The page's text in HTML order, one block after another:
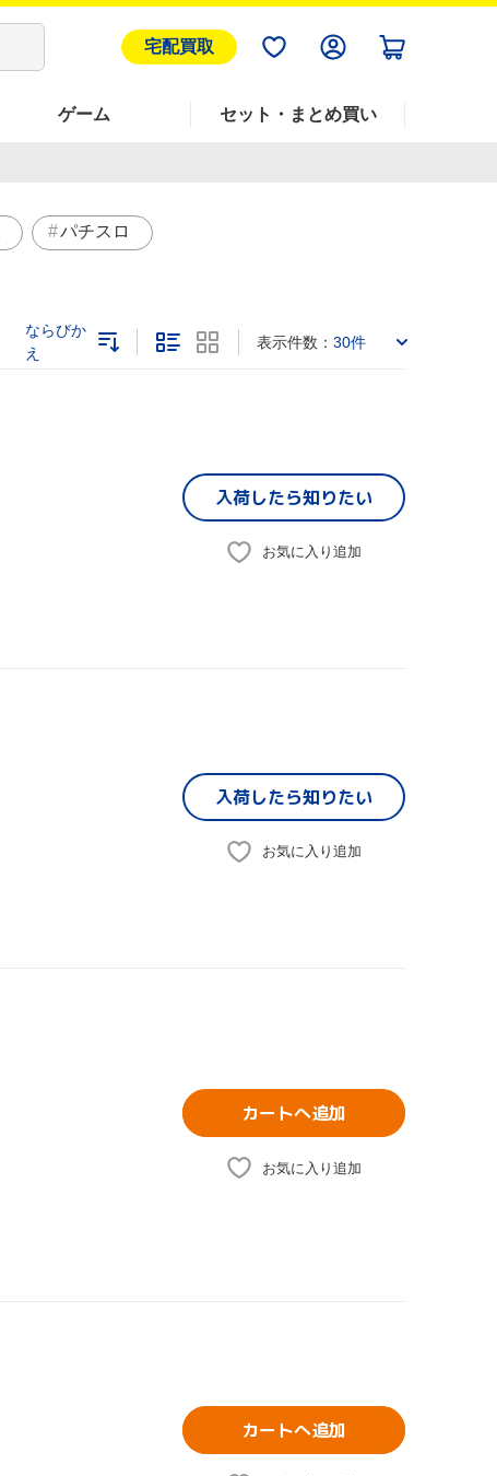
宅配買取
ゲーム セット・まとめ買い
パチスロ
ならびか
え
表示件数： 30件
入荷したら知りたい
お気に入り追加
入荷したら知りたい
お気に入り追加
カートへ追加
お気に入り追加
カートへ追加